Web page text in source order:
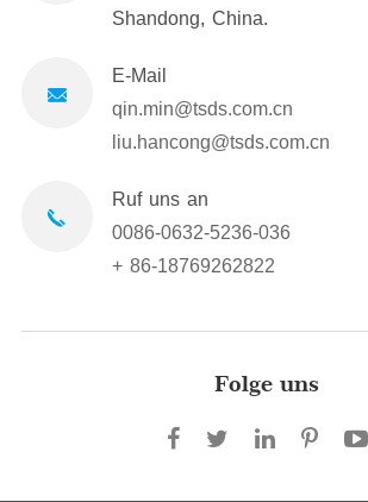
Shandong, China.
E-Mail
qin.min@tsds.com.cn
liu.hancong@tsds.com.cn
Ruf uns an
0086-0632-5236-036
+ 86-18769262822
Folge uns